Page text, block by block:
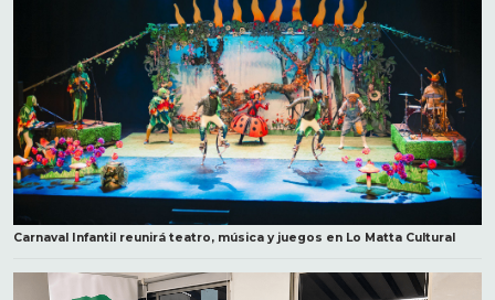
Carnaval Infantil reunirá teatro, música y juegos en Lo Matta Cultural